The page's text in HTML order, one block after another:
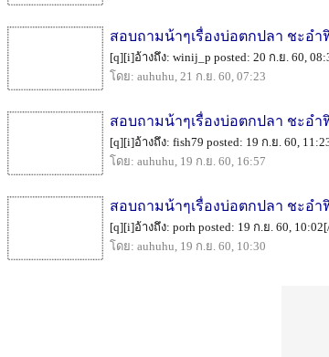
สอบถามน้าๆเรื่องบ่อตกปลา ชะอำ
[q][i]อ้างถึง: winij_p posted: 20 ก.ย. 60,
โดย: auhuhu, 21 ก.ย. 60, 07:23
สอบถามน้าๆเรื่องบ่อตกปลา ชะอำ
[q][i]อ้างถึง: fish79 posted: 19 ก.ย. 60,
โดย: auhuhu, 19 ก.ย. 60, 16:57
สอบถามน้าๆเรื่องบ่อตกปลา ชะอำ
[q][i]อ้างถึง: porh posted: 19 ก.ย. 60,
โดย: auhuhu, 19 ก.ย. 60, 10:30